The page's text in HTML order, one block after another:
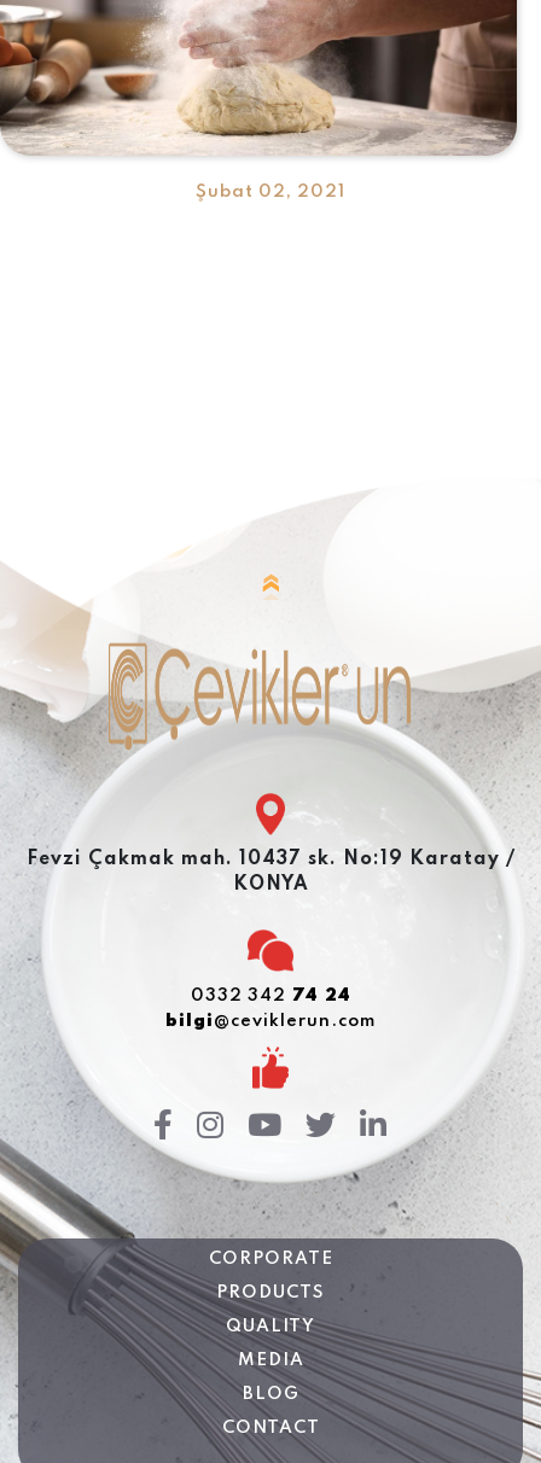
Şubat 02, 2021
Fevzi Çakmak mah. 10437 sk. No:19 Karatay /
KONYA
0332 342 74 24
bilgi @ceviklerun.com
CORPORATE
PRODUCTS
QUALITY
MEDIA
BLOG
CONTACT